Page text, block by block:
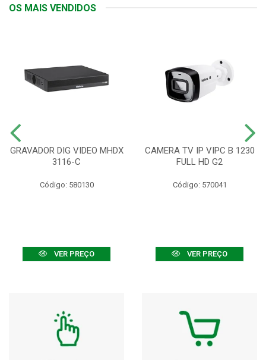
OS MAIS VENDIDOS
GRAVADOR DIG VIDEO MHDX
3116-C
Código: 580130
VER PREÇO
CAMERA TV IP VIPC B 1230
FULL HD G2
Código: 570041
VER PREÇO